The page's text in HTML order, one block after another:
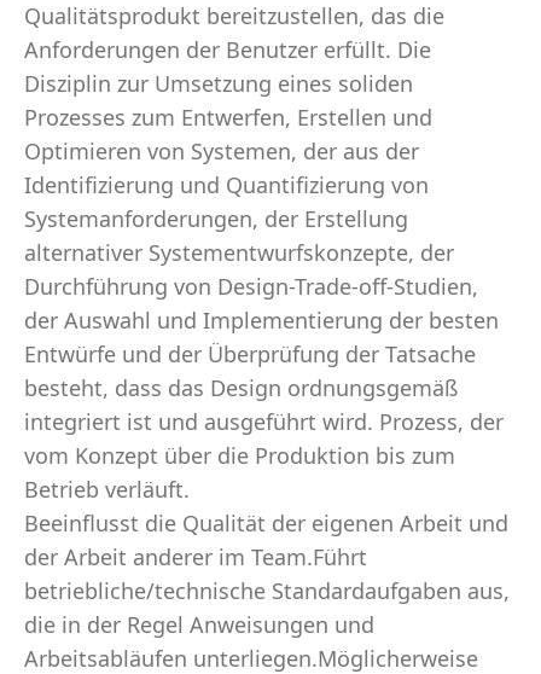
Qualitätsprodukt bereitzustellen, das die
Anforderungen der Benutzer erfüllt. Die
Disziplin zur Umsetzung eines soliden
Prozesses zum Entwerfen, Erstellen und
Optimieren von Systemen, der aus der
Identifizierung und Quantifizierung von
Systemanforderungen, der Erstellung
alternativer Systementwurfskonzepte, der
Durchführung von Design-Trade-off-Studien,
der Auswahl und Implementierung der besten
Entwürfe und der Überprüfung der Tatsache
besteht, dass das Design ordnungsgemäß
integriert ist und ausgeführt wird. Prozess, der
vom Konzept über die Produktion bis zum
Betrieb verläuft.
Beeinflusst die Qualität der eigenen Arbeit und
der Arbeit anderer im Team.Führt
betriebliche/technische Standardaufgaben aus,
die in der Regel Anweisungen und
Arbeitsabläufen unterliegen.Möglicherweise